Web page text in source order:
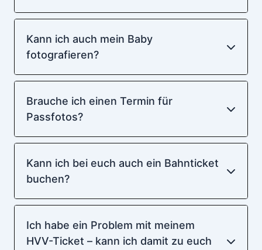
Kann ich auch mein Baby
fotografieren?
Brauche ich einen Termin für
Passfotos?
Kann ich bei euch auch ein Bahnticket
buchen?
Ich habe ein Problem mit meinem
HVV-Ticket – kann ich damit zu euch